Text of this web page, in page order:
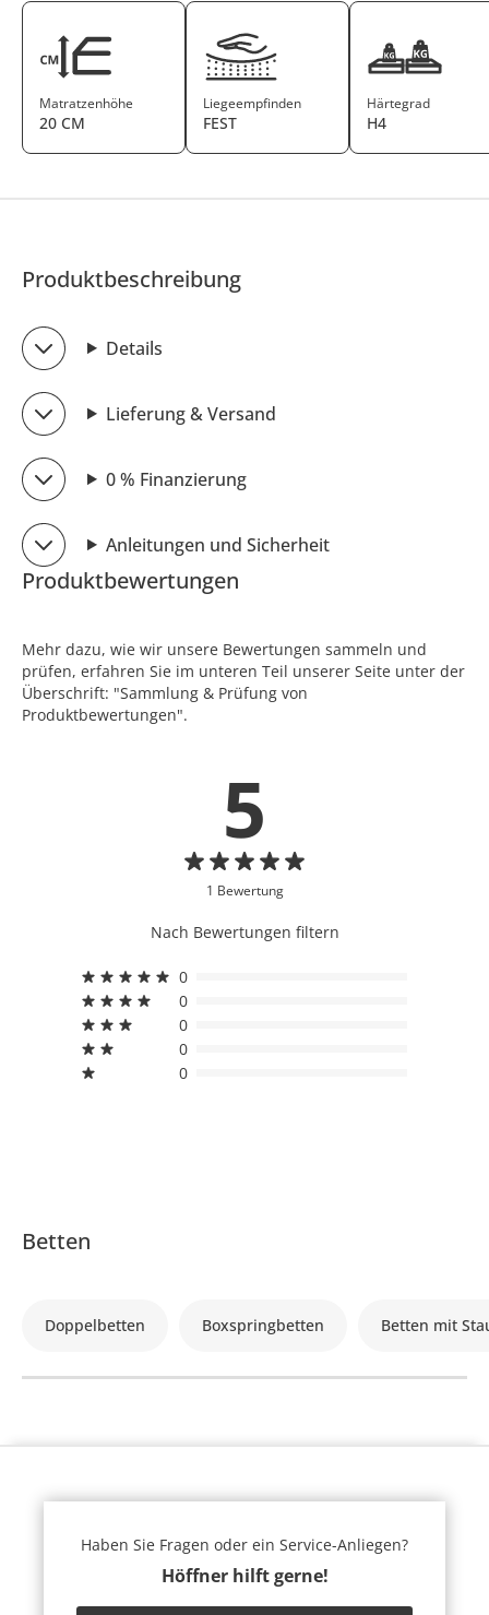
Matratzenhöhe
20 CM
Liegeempfinden
FEST
Härtegrad
H4
Produktbeschreibung
Details
Lieferung & Versand
0 % Finanzierung
Anleitungen und Sicherheit
Produktbewertungen
Mehr dazu, wie wir unsere Bewertungen sammeln und
prüfen, erfahren Sie im unteren Teil unserer Seite unter der
Überschrift: "Sammlung & Prüfung von
Produktbewertungen".
5
1 Bewertung
Nach Bewertungen filtern
0
0
0
0
0
Betten
Doppelbetten Boxspringbetten Betten mit
Haben Sie Fragen oder ein Service-Anliegen?
Höffner hilft gerne!